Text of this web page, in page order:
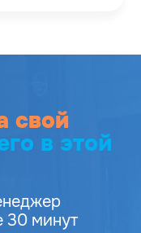
свой
в этой
30 минут